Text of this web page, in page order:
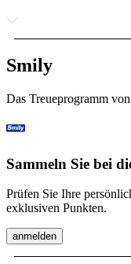
Smily
Das Treueprogramm
Sammeln Sie bei
Prüfen Sie Ihre
exklusiven Punkten.
anmelden